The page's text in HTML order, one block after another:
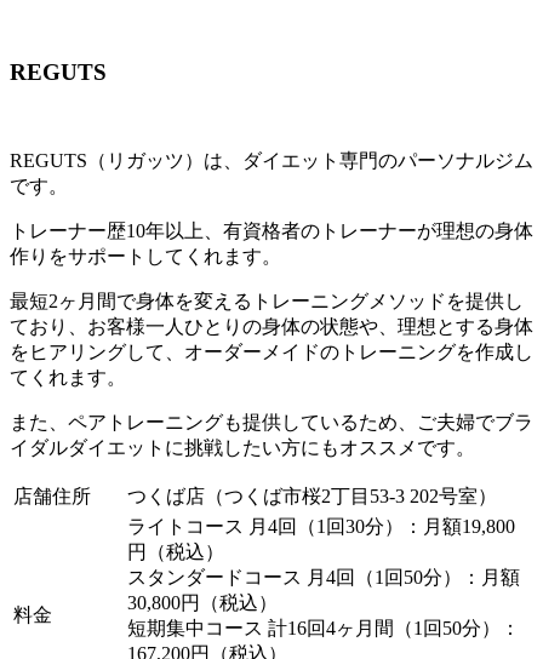
REGUTS
REGUTS（リガッツ）は、ダイエット専門のパーソナルジム
です。
トレーナー歴10年以上、有資格者のトレーナーが理想の身体
作りをサポートしてくれます。
最短2ヶ月間で身体を変えるトレーニングメソッドを提供し
ており、お客様一人ひとりの身体の状態や、理想とする身体
をヒアリングして、オーダーメイドのトレーニングを作成し
てくれます。
また、ペアトレーニングも提供しているため、ご夫婦でブラ
イダルダイエットに挑戦したい方にもオススメです。
店舗住所 つくば店（つくば市桜2丁目53-3 202号室）
料金
ライトコース 月4回（1回30分）：月額19,800
円（税込）
スタンダードコース 月4回（1回50分）：月額
30,800円（税込）
短期集中コース 計16回4ヶ月間（1回50分）：
167,200円（税込）